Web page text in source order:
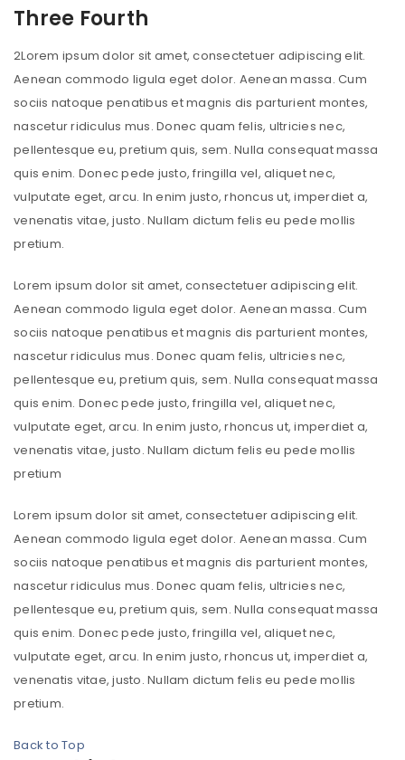
Three Fourth
2Lorem ipsum dolor sit amet, consectetuer adipiscing elit.
Aenean commodo ligula eget dolor. Aenean massa. Cum
sociis natoque penatibus et magnis dis parturient montes,
nascetur ridiculus mus. Donec quam felis, ultricies nec,
pellentesque eu, pretium quis, sem. Nulla consequat massa
quis enim. Donec pede justo, fringilla vel, aliquet nec,
vulputate eget, arcu. In enim justo, rhoncus ut, imperdiet a,
venenatis vitae, justo. Nullam dictum felis eu pede mollis
pretium.
Lorem ipsum dolor sit amet, consectetuer adipiscing elit.
Aenean commodo ligula eget dolor. Aenean massa. Cum
sociis natoque penatibus et magnis dis parturient montes,
nascetur ridiculus mus. Donec quam felis, ultricies nec,
pellentesque eu, pretium quis, sem. Nulla consequat massa
quis enim. Donec pede justo, fringilla vel, aliquet nec,
vulputate eget, arcu. In enim justo, rhoncus ut, imperdiet a,
venenatis vitae, justo. Nullam dictum felis eu pede mollis
pretium
Lorem ipsum dolor sit amet, consectetuer adipiscing elit.
Aenean commodo ligula eget dolor. Aenean massa. Cum
sociis natoque penatibus et magnis dis parturient montes,
nascetur ridiculus mus. Donec quam felis, ultricies nec,
pellentesque eu, pretium quis, sem. Nulla consequat massa
quis enim. Donec pede justo, fringilla vel, aliquet nec,
vulputate eget, arcu. In enim justo, rhoncus ut, imperdiet a,
venenatis vitae, justo. Nullam dictum felis eu pede mollis
pretium.
Back to Top